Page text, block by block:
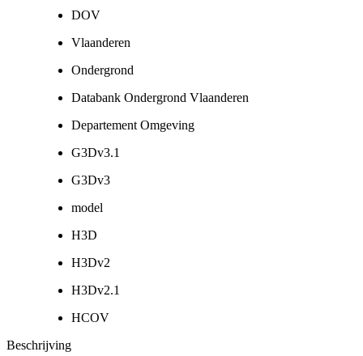
DOV
Vlaanderen
Ondergrond
Databank Ondergrond Vlaanderen
Departement Omgeving
G3Dv3.1
G3Dv3
model
H3D
H3Dv2
H3Dv2.1
HCOV
Beschrijving